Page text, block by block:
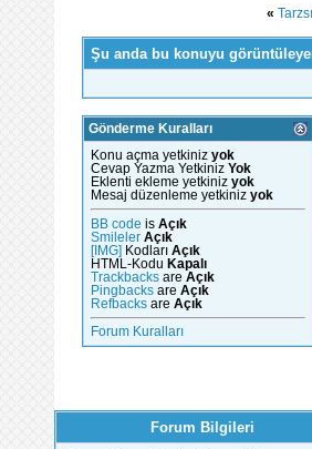
«
Şu anda bu konuyu
Gönderme Kuralları
Konu açma yetkiniz yok
Cevap Yazma Yetkiniz Yok
Eklenti ekleme yetkiniz yok
Mesaj düzenleme yetkiniz yok
BB code is Açık
Smileler Açık
[IMG] Kodları Açık
HTML-Kodu Kapalı
Trackbacks are Açık
Pingbacks are Açık
Refbacks are Açık
Forum Kuralları
Forum Bilgileri